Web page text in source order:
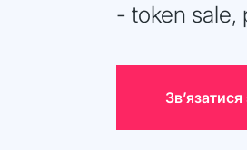
- token sale,